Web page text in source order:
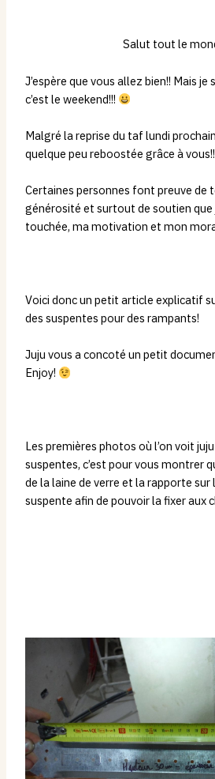
Salut tout le
J’espère que vous allez bien!! Mais je
c’est le weekend!!!
Malgré la reprise du taf lundi
quelque peu reboostée grâce à vous!!
Certaines personnes font preuve de
générosité et surtout de soutien
touchée, ma motivation et mon
Voici donc un petit article explicatif
des suspentes pour des rampants!
Juju vous a concoté un petit
Enjoy!
Les premières photos où l’on voit
suspentes, c’est pour vous montrer
de la laine de verre et la rapporte sur
suspente afin de pouvoir la fixer aux